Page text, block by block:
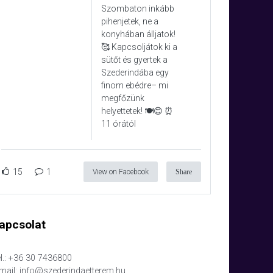
Szombaton inkább
pihenjetek, ne a
konyhában álljatok!
🥰 Kapcsoljátok ki a
sütőt és gyertek a
Szederindába egy
finom ebédre– mi
megfőzünk
helyettetek! 🍽️😊 ⏰
11 órától
15 1 View on Facebook Share
+36 30 7436800
info@szederindaetterem.hu